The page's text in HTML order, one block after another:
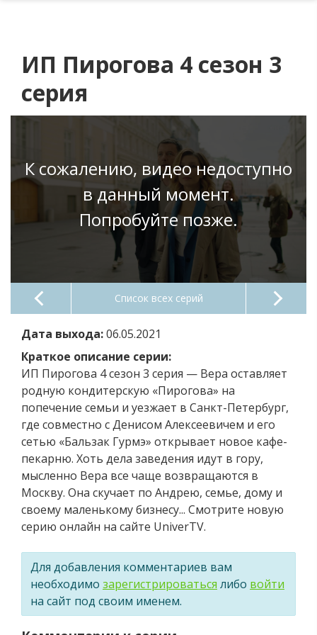
ИП Пирогова 4 сезон 3
серия
К сожалению, видео недоступно
в данный момент.
Попробуйте позже.
Список всех серий
Дата выхода:06.05.2021
Краткое описание серии:
ИП Пирогова 4 сезон 3 серия — Вера оставляет
родную кондитерскую «Пирогова» на
попечение семьи и уезжает в Санкт-Петербург,
где совместно с Денисом Алексеевичем и его
сетью «Бальзак Гурмэ» открывает новое кафе-
пекарню. Хоть дела заведения идут в гору,
мысленно Вера все чаще возвращаются в
Москву. Она скучает по Андрею, семье, дому и
своему маленькому бизнесу... Смотрите новую
серию онлайн на сайте UniverTV.
Для добавления комментариев вам
необходимо зарегистрироваться либо войти
на сайт под своим именем.